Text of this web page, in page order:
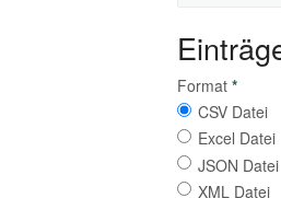
Format *
CSV Datei
Excel Datei
JSON Datei
XML Datei